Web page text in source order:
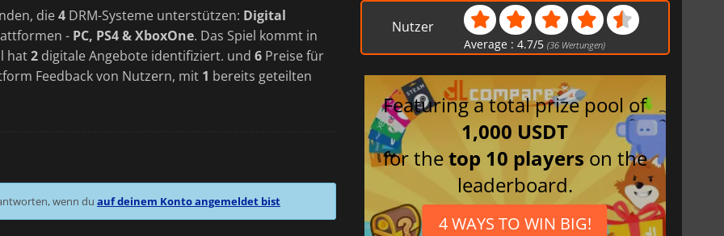
die4 DRM-Systeme unterstützen: Digital
- PC, PS4 & XboxOne. Das Spiel kommt in
hat2 digitale Angebote identifiziert. und 6 Preise für
Feedback von Nutzern, mit 1 bereits geteilten
wenn du auf deinem Konto angemeldet bist
Nutzer
Average :4.7/5 (36 Wertungen)
Featuring a total prize pool of
1,000 USDT
for thetop 10 players on the
leaderboard.
4 WAYS TO WIN BIG!